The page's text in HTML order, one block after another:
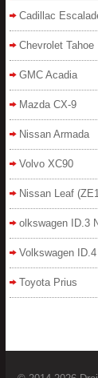
Cadillac
Chevrolet Tahoe
GMC Acadia
Mazda CX-9
Nissan Armada
Volvo XC90
Nissan Leaf
olkswagen ID.3
Volkswagen ID.4
Toyota Prius